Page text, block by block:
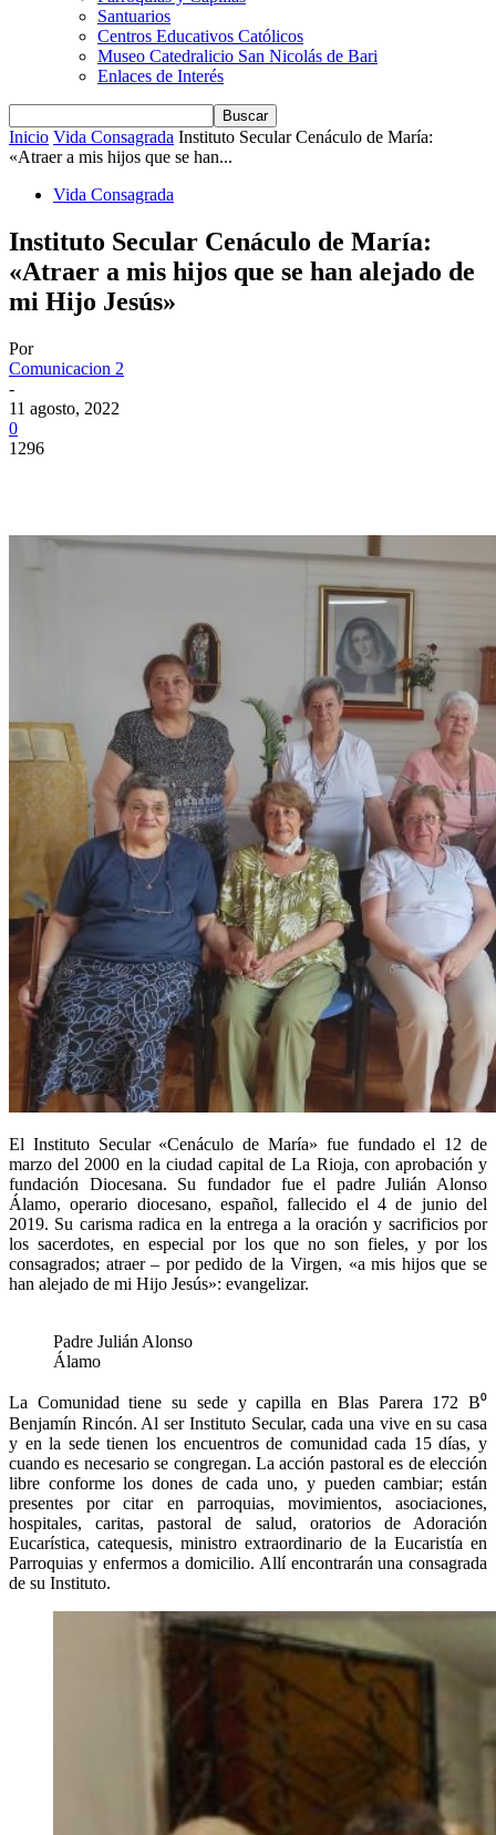
Santuarios
Centros Educativos Católicos
Museo Catedralicio San Nicolás de Bari
Enlaces de Interés
Inicio Vida Consagrada Instituto Secular Cenáculo de María:
«Atraer a mis hijos que se han...
Vida Consagrada
Instituto Secular Cenáculo de María:
«Atraer a mis hijos que se han alejado de
mi Hijo Jesús»
Por
Comunicacion 2
-
11 agosto, 2022
0
1296
El Instituto Secular «Cenáculo de María» fue fundado el 12 de
marzo del 2000 en la ciudad capital de La Rioja, con aprobación y
fundación Diocesana. Su fundador fue el padre Julián Alonso
Álamo, operario diocesano, español, fallecido el 4 de junio del
2019. Su carisma radica en la entrega a la oración y sacrificios por
los sacerdotes, en especial por los que no son fieles, y por los
consagrados; atraer – por pedido de la Virgen, «a mis hijos que se
han alejado de mi Hijo Jesús»: evangelizar.
Padre Julián Alonso
Álamo
La Comunidad tiene su sede y capilla en Blas Parera 172 B⁰
Benjamín Rincón. Al ser Instituto Secular, cada una vive en su casa
y en la sede tienen los encuentros de comunidad cada 15 días, y
cuando es necesario se congregan. La acción pastoral es de elección
libre conforme los dones de cada uno, y pueden cambiar; están
presentes por citar en parroquias, movimientos, asociaciones,
hospitales, caritas, pastoral de salud, oratorios de Adoración
Eucarística, catequesis, ministro extraordinario de la Eucaristía en
Parroquias y enfermos a domicilio. Allí encontrarán una consagrada
de su Instituto.